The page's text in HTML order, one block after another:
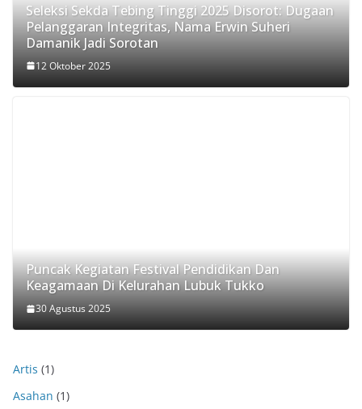
Seleksi Sekda Tebing Tinggi 2025 Disorot: Dugaan
Pelanggaran Integritas, Nama Erwin Suheri
Damanik Jadi Sorotan
12 Oktober 2025
Puncak Kegiatan Festival Pendidikan Dan
Keagamaan Di Kelurahan Lubuk Tukko
30 Agustus 2025
Artis (1)
Asahan (1)